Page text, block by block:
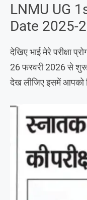
LNMU UG
Date 2025-
देखिए भाई मेरे परीक्षा
26 फरवरी 2026 से शुरू
देख लीजिए इसमें आपको